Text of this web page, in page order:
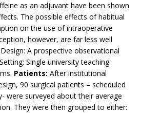
as an adjuvant have been shown
The possible effects of habitual
on the use of intraoperative
however, are far less well
Design: A prospective observational
Single university teaching
Patients: After institutional
90 surgical patients – scheduled
were surveyed about their average
They were then grouped to either: